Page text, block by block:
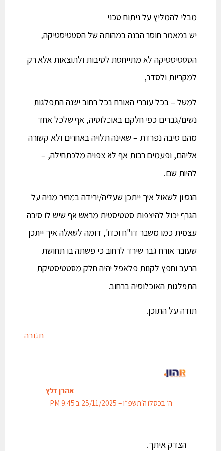
מבלי להמליץ על ניתוח טכני
יש במאמר חוסר הבנה במהותה של הסטטיסטיקה,
הסטטיסטיקה לא מתייחסת לסיבות ולתוצאות אלא רק
למקריות ולסדר,
למשל – בכל עוברי האורח בכל רחוב ישנה התפלגות
נשים/גברים כפי חלקם באוכלוסיה, אף שלכל אחד
מהם סיבה נפרדת – שאינה תלויה באחרים ולא קשורה
אליהם, ופעמים רבות אף לא צפויה מלכתחילה, –
להיות שם.
הנסיון לשאול איך ייתכן שעליה/ירידה במחיר מניה על
הגרף יכול להיצפות סטטיסטית מראש אף שיש לו סיבה
עצמית כמו משבר דו"ח וכדו', דומה לשאלה איך ייתכן
שעובר אורח גבר שירד לרחוב כי פשתה בו תחושת
הרעב וחפץ לקנות פלאפל יהיה חלק מסטטיסטיקת
התפלגות האוכלוסיה ברחוב.
תודה על התוכן.
תגובה
אהרן זלץ
ה׳ בכסלו ה׳תשפ״ו – 25/11/2025 ב 9:45 PM
הצדק איתך.